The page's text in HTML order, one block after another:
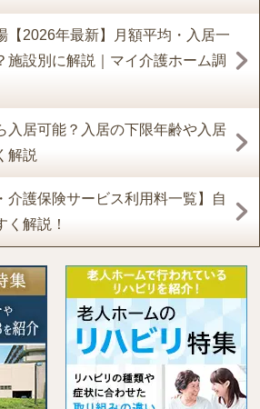
【2026年最新】月額平均・入居一
施設別に解説｜マイ介護ホーム調
入居可能？入居の下限年齢や入居
解説
介護保険サービス利用料一覧】自
く解説！